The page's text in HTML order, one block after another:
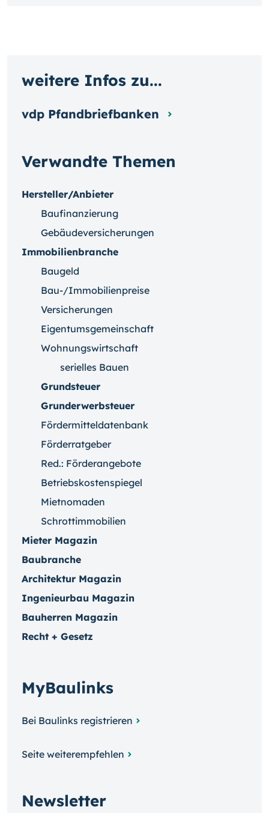
Verwandte Themen
Hersteller/Anbieter
Baufinanzierung
Gebäudeversicherungen
Immobilienbranche
Baugeld
Bau-/Immobilienpreise
Versicherungen
Eigentumsgemeinschaft
Wohnungswirtschaft
serielles Bauen
Grundsteuer
Grunderwerbsteuer
Fördermitteldatenbank
Förderratgeber
Red.: Förderangebote
Betriebskostenspiegel
Mietnomaden
Schrottimmobilien
Mieter Magazin
Baubranche
Architektur Magazin
Ingenieurbau Magazin
Bauherren Magazin
Recht + Gesetz
MyBaulinks
Bei Baulinks registrieren
Seite weiterempfehlen
Newsletter
weitere Infos zu...
vdp Pfandbriefbanken